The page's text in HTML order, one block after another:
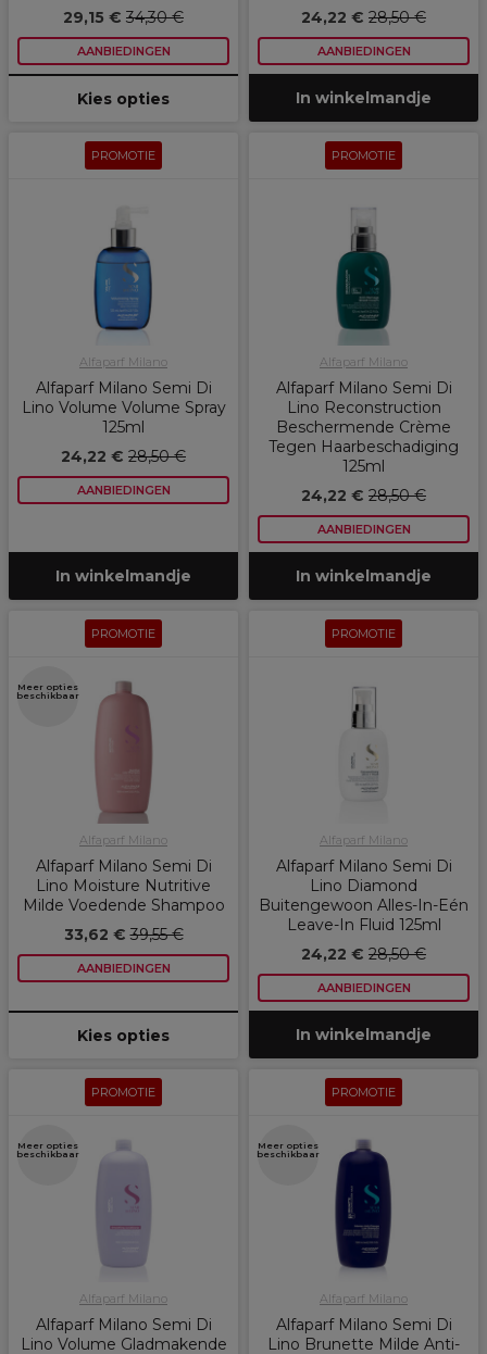
29,15 € 34,30 €
AANBIEDINGEN
Kies opties
24,22 € 28,50 €
AANBIEDINGEN
In winkelmandje
PROMOTIE
Alfaparf Milano
Alfaparf Milano Semi Di
Lino Volume Volume Spray
125ml
24,22 € 28,50 €
AANBIEDINGEN
In winkelmandje
PROMOTIE
Alfaparf Milano
Alfaparf Milano Semi Di
Lino Reconstruction
Beschermende Crème
Tegen Haarbeschadiging
125ml
24,22 € 28,50 €
AANBIEDINGEN
In winkelmandje
PROMOTIE
Meer opties
beschikbaar
Alfaparf Milano
Alfaparf Milano Semi Di
Lino Moisture Nutritive
Milde Voedende Shampoo
33,62 €39,55 €
AANBIEDINGEN
Kies opties
PROMOTIE
Alfaparf Milano
Alfaparf Milano Semi Di
Lino Diamond
Buitengewoon Alles-In-Eén
Leave-In Fluid 125ml
24,22 € 28,50 €
AANBIEDINGEN
In winkelmandje
PROMOTIE
Meer opties
beschikbaar
Alfaparf Milano
Alfaparf Milano Semi Di
Lino Volume Gladmakende
PROMOTIE
Meer opties
beschikbaar
Alfaparf Milano
Alfaparf Milano Semi Di
Lino Brunette Milde Anti-